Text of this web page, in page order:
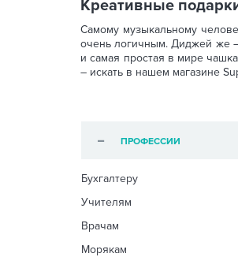
Креативные
Самому музыкальному
очень логичным. Диджей же –
и самая простая в мире
– искать в нашем магазине
ПРОФЕССИИ
Бухгалтеру
Учителям
Врачам
Морякам